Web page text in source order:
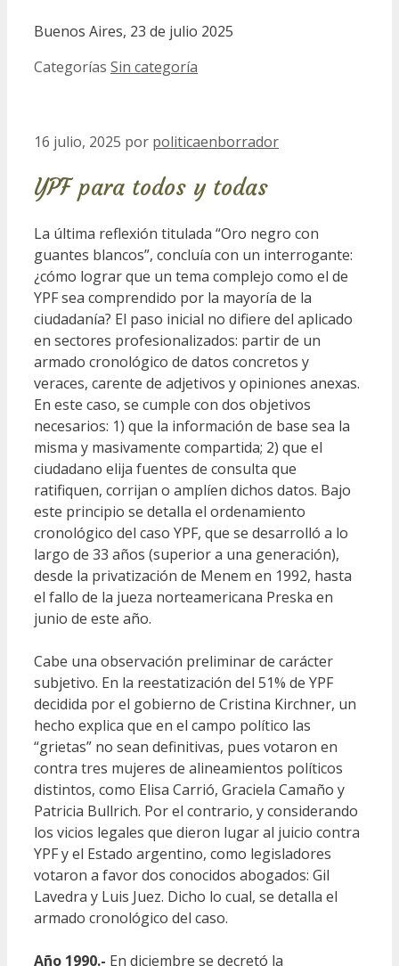
Buenos Aires, 23 de julio 2025
Categorías Sin categoría
16 julio, 2025 por politicaenborrador
YPF para todos y todas
La última reflexión titulada “Oro negro con
guantes blancos”, concluía con un interrogante:
¿cómo lograr que un tema complejo como el de
YPF sea comprendido por la mayoría de la
ciudadanía? El paso inicial no difiere del aplicado
en sectores profesionalizados: partir de un
armado cronológico de datos concretos y
veraces, carente de adjetivos y opiniones anexas.
En este caso, se cumple con dos objetivos
necesarios: 1) que la información de base sea la
misma y masivamente compartida; 2) que el
ciudadano elija fuentes de consulta que
ratifiquen, corrijan o amplíen dichos datos. Bajo
este principio se detalla el ordenamiento
cronológico del caso YPF, que se desarrolló a lo
largo de 33 años (superior a una generación),
desde la privatización de Menem en 1992, hasta
el fallo de la jueza norteamericana Preska en
junio de este año.
Cabe una observación preliminar de carácter
subjetivo. En la reestatización del 51% de YPF
decidida por el gobierno de Cristina Kirchner, un
hecho explica que en el campo político las
“grietas” no sean definitivas, pues votaron en
contra tres mujeres de alineamientos políticos
distintos, como Elisa Carrió, Graciela Camaño y
Patricia Bullrich. Por el contrario, y considerando
los vicios legales que dieron lugar al juicio contra
YPF y el Estado argentino, como legisladores
votaron a favor dos conocidos abogados: Gil
Lavedra y Luis Juez. Dicho lo cual, se detalla el
armado cronológico del caso.
Año 1990.- En diciembre se decretó la